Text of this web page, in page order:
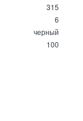
315
6
черный
100